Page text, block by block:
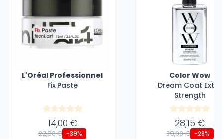
L'Oréal Professionnel
Fix Paste
14,00 €
22,90 € -39%
Color Wow
Dream Coat Extra
Strength
28,15 €
39,00 € -28%